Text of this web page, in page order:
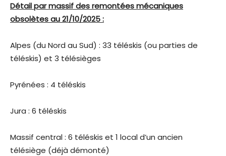
Détail par massif des remontées mécaniques
obsolètes au 21/10/2025 :
Alpes (du Nord au Sud) : 33 téléskis (ou parties de
téléskis) et 3 télésièges
Pyrénées : 4 téléskis
Jura : 6 téléskis
Massif central : 6 téléskis et 1 local d’un ancien
télésiège (déjà démonté)